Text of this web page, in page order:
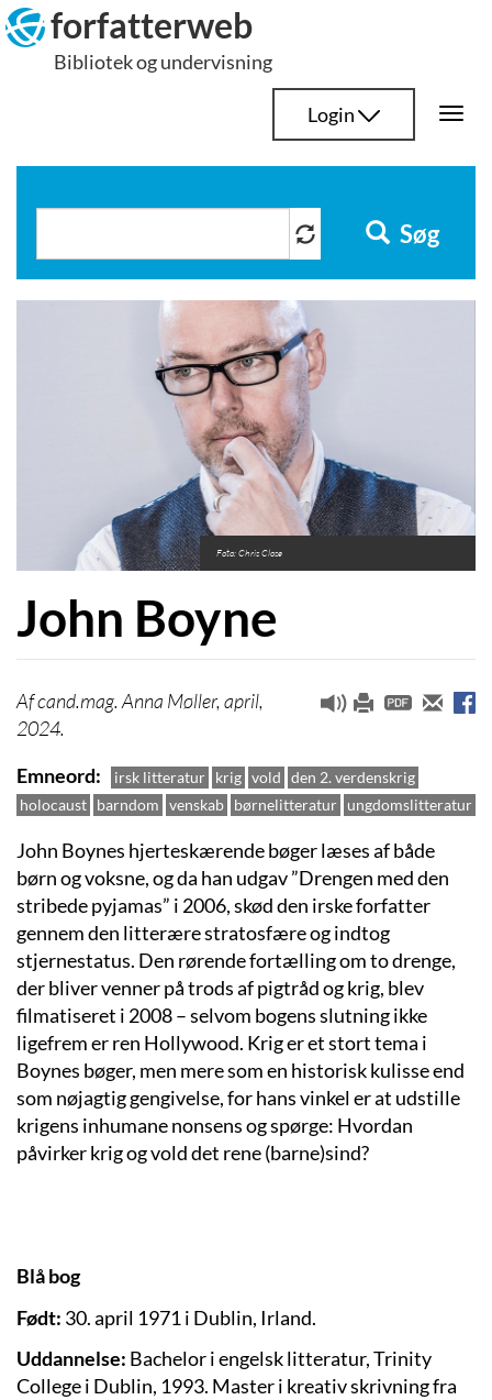
Hop
til
indhold
forfatterweb
Bibliotek og undervisning
Login
Søg
Foto: Chris Close
John Boyne
cand.mag. Anna Møller, april,
2024.
Emneord
irsk litteratur krig vold den 2. verdenskrig
holocaust barndom venskab børnelitteratur ungdomslitteratur
John Boynes hjerteskærende bøger læses af både
børn og voksne, og da han udgav ”Drengen med den
stribede pyjamas” i 2006, skød den irske forfatter
gennem den litterære stratosfære og indtog
stjernestatus. Den rørende fortælling om to drenge,
der bliver venner på trods af pigtråd og krig, blev
filmatiseret i 2008 – selvom bogens slutning ikke
ligefrem er ren Hollywood. Krig er et stort tema i
Boynes bøger, men mere som en historisk kulisse end
som nøjagtig gengivelse, for hans vinkel er at udstille
krigens inhumane nonsens og spørge: Hvordan
påvirker krig og vold det rene (barne)sind?
Blå bog
Født: 30. april 1971 i Dublin, Irland.
Uddannelse: Bachelor i engelsk litteratur, Trinity
College i Dublin, 1993. Master i kreativ skrivning fra